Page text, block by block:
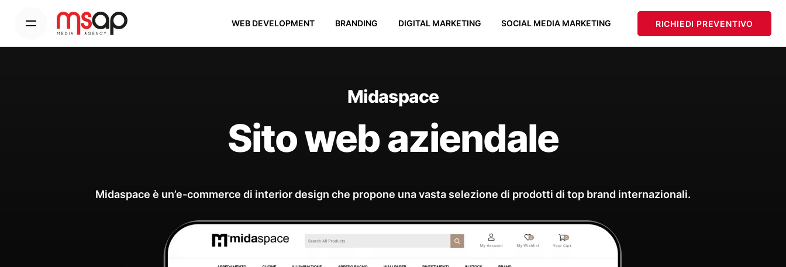
WEB DEVELOPMENT BRANDING DIGITAL MARKETING SOCIAL MEDIA MARKETING RICHIEDI PREVENTIVO
Midaspace
Sito web aziendale
Midaspace è un’e-commerce di interior design che propone una vasta selezione di prodotti di top brand internazionali.